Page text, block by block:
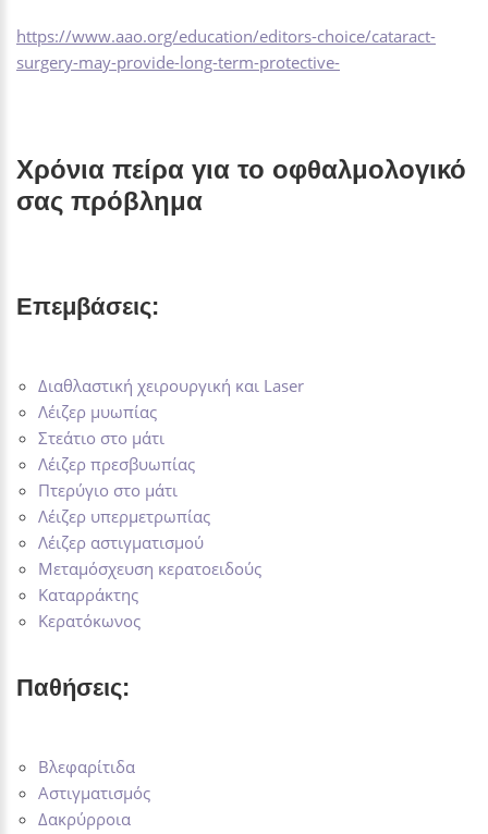
https://www.aao.org/education/editors-choice/cataract-
surgery-may-provide-long-term-protective-
Χρόνια πείρα για το οφθαλμολογικό
σας πρόβλημα
Επεμβάσεις:
Διαθλαστική χειρουργική και Laser
Λέιζερ μυωπίας
Στεάτιο στο μάτι
Λέιζερ πρεσβυωπίας
Πτερύγιο στο μάτι
Λέιζερ υπερμετρωπίας
Λέιζερ αστιγματισμού
Μεταμόσχευση κερατοειδούς
Καταρράκτης
Κερατόκωνος
Παθήσεις:
Βλεφαρίτιδα
Αστιγματισμός
Δακρύρροια